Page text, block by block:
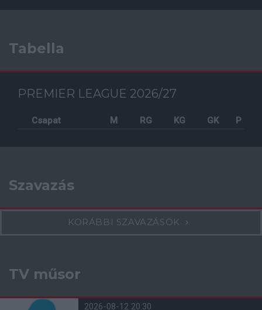
Tabella
PREMIER LEAGUE 2026/27
Csapat M RG KG GK P
Szavazás
KORÁBBI SZAVAZÁSOK
TV műsor
2026-08-12 20:30